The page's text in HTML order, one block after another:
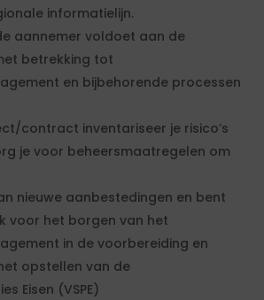
informatielijn.
aannemer voldoet aan de
betrekking tot
en bijbehorende processen
contract inventariseer je risico’s
je voor beheersmaatregelen om
nieuwe aanbestedingen en bent
voor het borgen van het
in de voorbereiding en
opstellen van de
Eisen (VSPE)